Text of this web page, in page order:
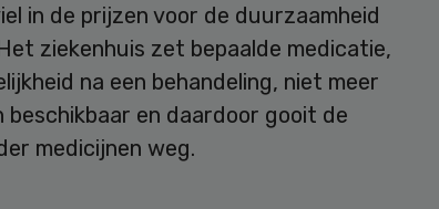
in de prijzen voor de duurzaamheid
ziekenhuis zet bepaalde medicatie,
na een behandeling, niet meer
beschikbaar en daardoor gooit de
medicijnen weg.